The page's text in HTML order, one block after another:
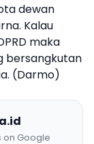
dewan
Kalau
maka
bersangkutan
(Darmo)
on Google